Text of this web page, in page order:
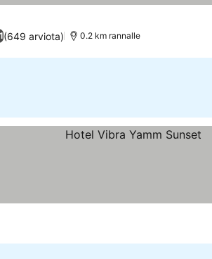
(649 arviota) 0.2 km rannalle